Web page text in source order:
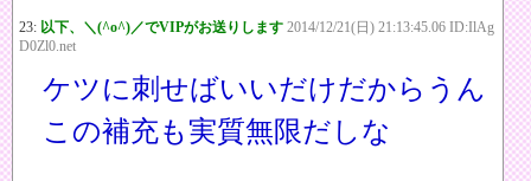
23: 以下、＼(^o^)／でVIPがお送りします 2014/12/21(日) 21:13:45.06 ID:IlAg
D0Zl0.net
ケツに刺せばいいだけだからうん
この補充も実質無限だしな